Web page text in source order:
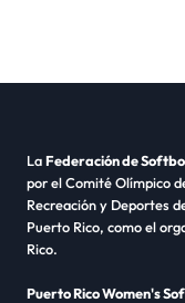
LaFederación de
por el Comité Olímpico
Recreación y Deportes
Puerto Rico, como el
Rico.
Puerto Rico Women's